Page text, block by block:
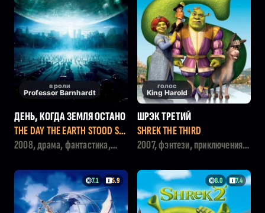
в роли
Professor Barnhardt
ДЕНЬ, КОГДА ЗЕМЛЯ ОСТАНО
ВИЛАСЬ
THE DAY THE EARTH STOOD STI
LL
2008, драма, фантастика,
голос
King Harold
ШРЭК ТРЕТИЙ
SHREK THE THIRD
2007, фэнтези, приключения,
семейный
7.1 5.9 8.0 7.4